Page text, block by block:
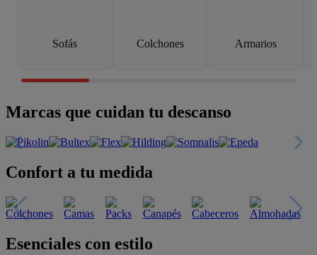
Sofás Colchones Armarios
Marcas que cuidan tu descanso
Confort a tu medida
Esenciales con estilo